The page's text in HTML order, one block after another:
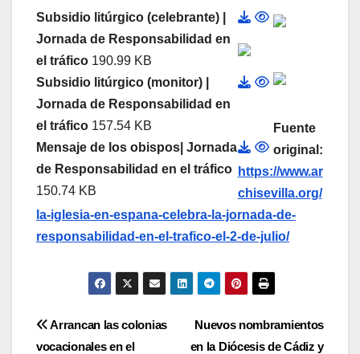
Subsidio litúrgico (celebrante) |
Jornada de Responsabilidad en
el tráfico 190.99 KB
Subsidio litúrgico (monitor) |
Jornada de Responsabilidad en
el tráfico 157.54 KB
Mensaje de los obispos| Jornada
de Responsabilidad en el tráfico
150.74 KB
Fuente
original:
https://www.ar
chisevilla.org/
la-iglesia-en-espana-celebra-la-jornada-de-
responsabilidad-en-el-trafico-el-2-de-julio/
Navegación
Nuevos nombramientos
en la Diócesis de Cádiz y
Arrancan las colonias
vocacionales en el